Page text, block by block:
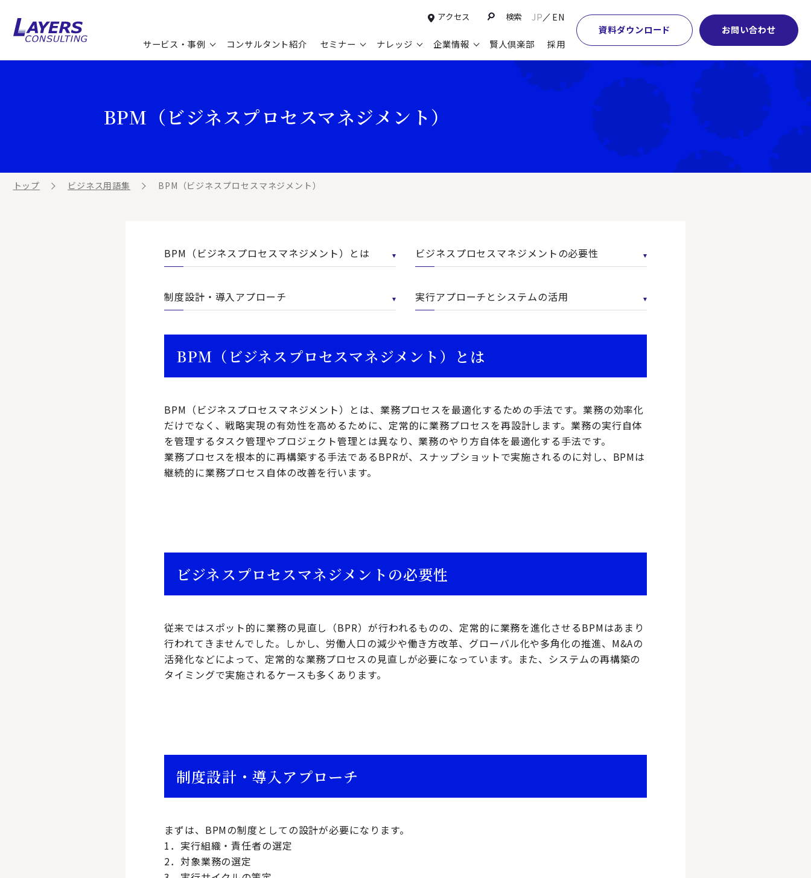
アクセス 検索 JP EN
サービス・事例 コンサルタント紹介 セミナー ナレッジ 企業情報 賢人倶楽部 採用
資料ダウンロード お問い合わせ
コンサルティング事例
新規事業開発・ビジネスモデル変革・
M&A支援
本社・間接業務改革
サプライチェーンマネジメント
物流改革
ヒューマンリソースマネジメント
ビジネスプロセスアウトソーシング
申込み受付中のセミナー
コラム
ビジネステーマ解説集
経営全般
人事
営業・マーケティング
設計・開発・生産・調達
【特集】会計システム刷新
【特集】FP＆Aへの旅
お知らせ
会社概要
レイヤーズ・コンサルティングの特徴
学術顧問紹介
DE&I推進の取り組み
グループ会社
グローバルネットワーク
パートナーシップ
ニュース
BPM（ビジネスプロセスマネジメント）
トップ ビジネス用語集 BPM（ビジネスプロセスマネジメント）
BPM（ビジネスプロセスマネジメント）とは ビジネスプロセスマネジメントの必要性
制度設計・導入アプローチ 実行アプローチとシステムの活用
BPM（ビジネスプロセスマネジメント）とは
BPM（ビジネスプロセスマネジメント）とは、業務プロセスを最適化するための手法です。業務の効率化
だけでなく、戦略実現の有効性を高めるために、定常的に業務プロセスを再設計します。業務の実行自体
を管理するタスク管理やプロジェクト管理とは異なり、業務のやり方自体を最適化する手法です。
業務プロセスを根本的に再構築する手法であるBPRが、スナップショットで実施されるのに対し、BPMは
継続的に業務プロセス自体の改善を行います。
ビジネスプロセスマネジメントの必要性
従来ではスポット的に業務の見直し（BPR）が行われるものの、定常的に業務を進化させるBPMはあまり
行われてきませんでした。しかし、労働人口の減少や働き方改革、グローバル化や多角化の推進、M&Aの
活発化などによって、定常的な業務プロセスの見直しが必要になっています。また、システムの再構築の
タイミングで実施されるケースも多くあります。
制度設計・導入アプローチ
まずは、BPMの制度としての設計が必要になります。
1．実行組織・責任者の選定
2．対象業務の選定